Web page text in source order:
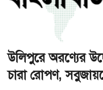
উলিপুরে অরণ্যের
চারা রোপণ,